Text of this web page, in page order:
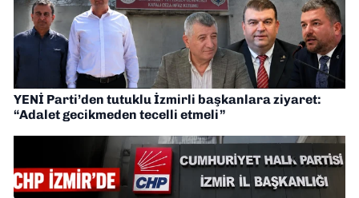
YENİ Parti’den tutuklu İzmirli başkanlara ziyaret:
“Adalet gecikmeden tecelli etmeli”